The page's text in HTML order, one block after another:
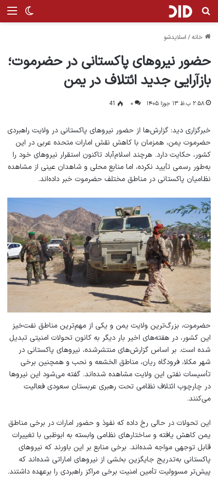
تغییر جستجو برای
خانه/ اسلایدشو
حضور نیروهای پاکستانی در حضرموت؛
بازآرایی جدید ائتلاف در یمن
۲:۵۸ ب.ظ ۱۳ جوزا ۱۴۰۵ ۰ 41
خبرگزاری دید: گزارش‌ها از حضور نیروهای پاکستانی در ولایت راهبردی
حضرموت یمن، همزمان با کاهش نقش امارات متحده عربی در این
کشور، حکایت دارد. هرچند اسلام‌آباد تاکنون استقرار نیروهای خود را
به‌طور رسمی تأیید نکرده، اما منابع محلی و شاهدان عینی از مشاهده
نظامیان پاکستانی در مناطق مختلف حضرموت خبر داده‌اند.
حضرموت، بزرگ‌ترین ولایت یمن و یکی از مهم‌ترین مناطق نفت‌خیز
این کشور، در هفته‌های اخیر بار دیگر به کانون تحولات امنیتی تبدیل
شده است. بر اساس گزارش‌های منتشرشده، نیروهای پاکستانی در
شهر مکلا، فرودگاه ریان، مناطق الخشعه و نحب و همچنین برخی
تأسیسات نفتی این ولایت مشاهده شده‌اند. گفته می‌شود این نیروها
در چارچوب ائتلاف نظامی تحت رهبری عربستان سعودی فعالیت
می‌کنند.
این تحولات در حالی رخ داده که نفوذ و حضور امارات در برخی مناطق
یمن کاهش یافته و ساختارهای نظامی وابسته به ابوظبی با تغییرات
قابل توجهی مواجه شده‌اند. برخی منابع بر این باورند که نیروهای
پاکستانی به‌تدریج جایگزین بخشی از نیروهای اماراتی شده‌اند که
پیش‌تر مسوولیت تأمین امنیت برخی مراکز راهبردی را برعهده داشتند.